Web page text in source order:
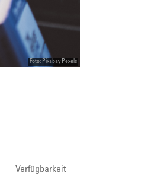
Foto: Pixabay Pexels
Verfügbarkeit